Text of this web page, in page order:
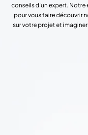
conseils d'un expert.
pour vous faire découvrir
sur votre projet et